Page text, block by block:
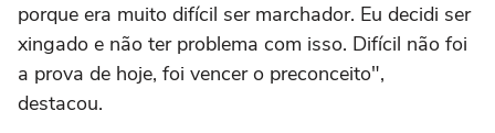
porque era muito difícil ser marchador. Eu decidi ser
xingado e não ter problema com isso. Difícil não foi
a prova de hoje, foi vencer o preconceito",
destacou.